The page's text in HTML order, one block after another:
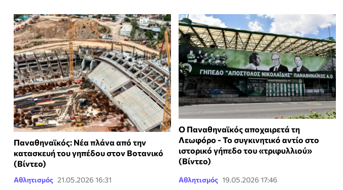
Παναθηναϊκός: Νέα πλάνα από την
κατασκευή του γηπέδου στον Βοτανικό
(Βίντεο)
Αθλητισμός 21.05.2026 16:31
Ο Παναθηναϊκός αποχαιρετά τη
Λεωφόρο - Το συγκινητικό αντίο στο
ιστορικό γήπεδο του «τριφυλλιού»
(Βίντεο)
Αθλητισμός 19.05.2026 17:46